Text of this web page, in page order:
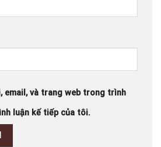
email, và trang web trong trình
luận kế tiếp của tôi.